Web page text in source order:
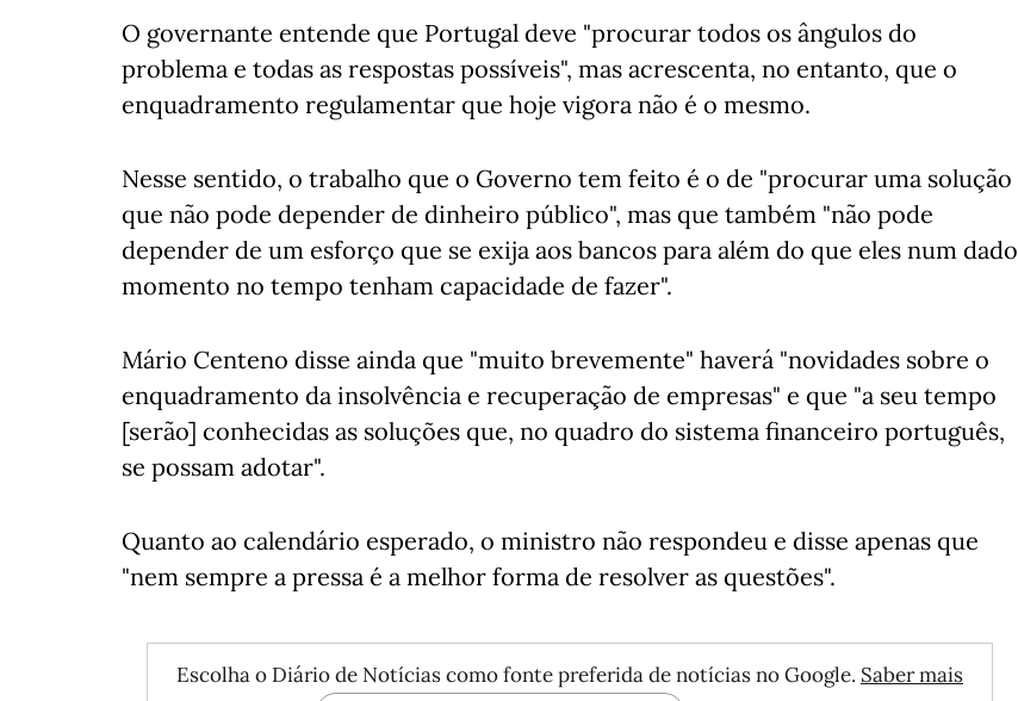
O governante entende que Portugal deve "procurar todos os ângulos do
problema e todas as respostas possíveis", mas acrescenta, no entanto, que o
enquadramento regulamentar que hoje vigora não é o mesmo.
Nesse sentido, o trabalho que o Governo tem feito é o de "procurar uma solução
que não pode depender de dinheiro público", mas que também "não pode
depender de um esforço que se exija aos bancos para além do que eles num dado
momento no tempo tenham capacidade de fazer".
Mário Centeno disse ainda que "muito brevemente" haverá "novidades sobre o
enquadramento da insolvência e recuperação de empresas" e que "a seu tempo
[serão] conhecidas as soluções que, no quadro do sistema financeiro português,
se possam adotar".
Quanto ao calendário esperado, o ministro não respondeu e disse apenas que
"nem sempre a pressa é a melhor forma de resolver as questões".
Escolha o Diário de Notícias como fonte preferida de notícias no Google. Saber mais